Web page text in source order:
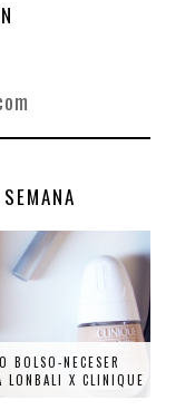
BOLSO-NECESER
LONBALI X CLINIQUE